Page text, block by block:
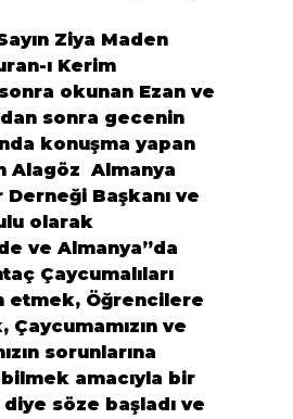
Ziya Maden
ı Kerim
okunan Ezan ve
sonra gecenin
konuşma yapan
Alagöz  Almanya
Derneği Başkanı ve
olarak
ve Almanya”da
Çaycumalıları
etmek, Öğrencilere
ve
sorunlarına
amacıyla bir
söze başladı ve